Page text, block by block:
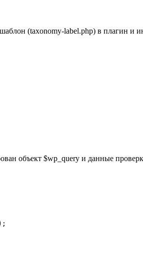
(taxonomy-label.php) в плагин и
объект $wp_query и данные